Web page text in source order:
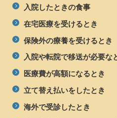
入院したときの食事
在宅医療を受けるとき
保険外の療養を受けるとき
入院や転院で移送が必要な
医療費が高額になるとき
立て替え払いをしたとき
海外で受診したとき